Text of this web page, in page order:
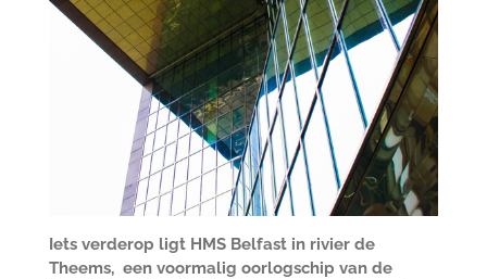
Iets verderop ligt HMS Belfast in rivier de
Theems, een voormalig oorlogschip van de